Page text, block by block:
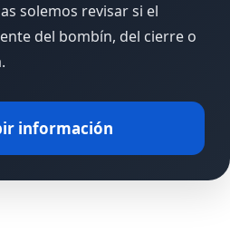
solemos revisar si el
del bombín, del cierre o
información